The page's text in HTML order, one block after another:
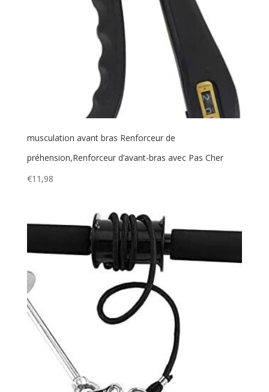
musculation avant bras Renforceur de
préhension,Renforceur d’avant-bras avec Pas Cher
€11,98